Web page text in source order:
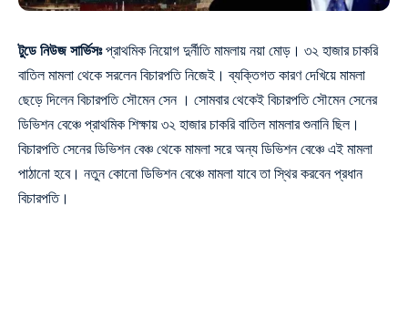
টুডে নিউজ সার্ভিসঃপ্রাথমিক নিয়োগ দুর্নীতি মামলায় নয়া মোড়। ৩২ হাজার চাকরি
বাতিল মামলা থেকে সরলেন বিচারপতি নিজেই। ব্যক্তিগত কারণ দেখিয়ে মামলা
ছেড়ে দিলেন বিচারপতি সৌমেন সেন । সোমবার থেকেই বিচারপতি সৌমেন সেনের
ডিভিশন বেঞ্চে প্রাথমিক শিক্ষায় ৩২ হাজার চাকরি বাতিল মামলার শুনানি ছিল।
বিচারপতি সেনের ডিভিশন বেঞ্চ থেকে মামলা সরে অন্য ডিভিশন বেঞ্চে এই মামলা
পাঠানো হবে। নতুন কোনো ডিভিশন বেঞ্চে মামলা যাবে তা স্থির করবেন প্রধান
বিচারপতি।